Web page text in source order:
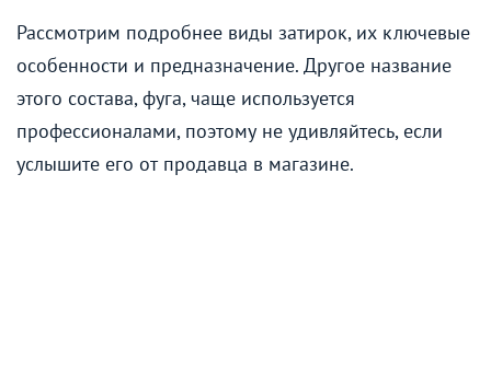
Рассмотрим подробнее виды затирок, их ключевые
особенности и предназначение. Другое название
этого состава, фуга, чаще используется
профессионалами, поэтому не удивляйтесь, если
услышите его от продавца в магазине.